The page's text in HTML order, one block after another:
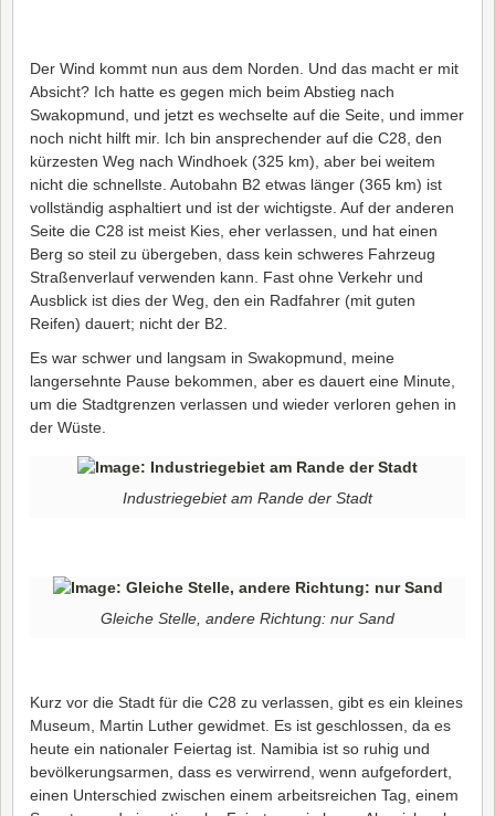
Der Wind kommt nun aus dem Norden. Und das macht er mit
Absicht? Ich hatte es gegen mich beim Abstieg nach
Swakopmund, und jetzt es wechselte auf die Seite, und immer
noch nicht hilft mir. Ich bin ansprechender auf die C28, den
kürzesten Weg nach Windhoek (325 km), aber bei weitem
nicht die schnellste. Autobahn B2 etwas länger (365 km) ist
vollständig asphaltiert und ist der wichtigste. Auf der anderen
Seite die C28 ist meist Kies, eher verlassen, und hat einen
Berg so steil zu übergeben, dass kein schweres Fahrzeug
Straßenverlauf verwenden kann. Fast ohne Verkehr und
Ausblick ist dies der Weg, den ein Radfahrer (mit guten
Reifen) dauert; nicht der B2.
Es war schwer und langsam in Swakopmund, meine
langersehnte Pause bekommen, aber es dauert eine Minute,
um die Stadtgrenzen verlassen und wieder verloren gehen in
der Wüste.
Industriegebiet am Rande der Stadt
Gleiche Stelle, andere Richtung: nur Sand
Kurz vor die Stadt für die C28 zu verlassen, gibt es ein kleines
Museum, Martin Luther gewidmet. Es ist geschlossen, da es
heute ein nationaler Feiertag ist. Namibia ist so ruhig und
bevölkerungsarmen, dass es verwirrend, wenn aufgefordert,
einen Unterschied zwischen einem arbeitsreichen Tag, einem